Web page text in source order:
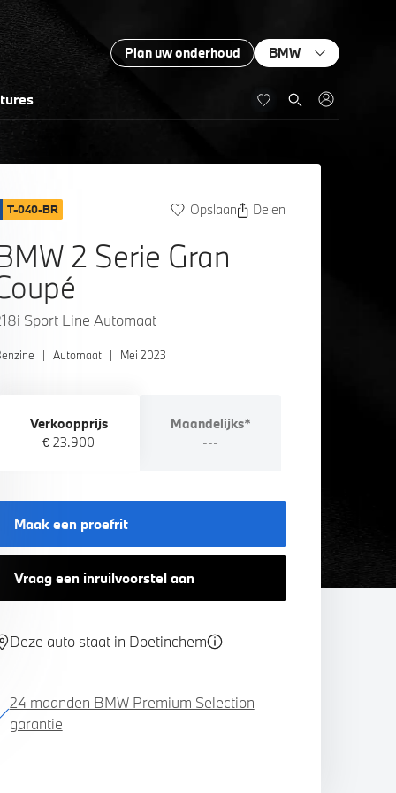
Plan uw onderhoud BMW
T-040-BR Opslaan Delen
2 Serie Gran
Sport Line Automaat
| Automaat | Mei 2023
Verkoopprijs
€ 23.900
Maandelijks*
---
Maak een proefrit
Vraag een inruilvoorstel aan
Deze auto staat in Doetinchem
24 maanden BMW Premium Selection
garantie